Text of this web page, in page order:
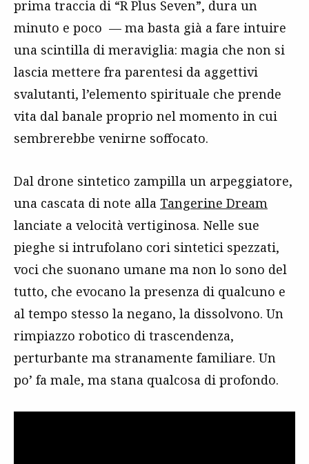
prima traccia di “R Plus Seven”, dura un
minuto e poco — ma basta già a fare intuire
una scintilla di meraviglia: magia che non si
lascia mettere fra parentesi da aggettivi
svalutanti, l’elemento spirituale che prende
vita dal banale proprio nel momento in cui
sembrerebbe venirne soffocato.
Dal drone sintetico zampilla un arpeggiatore,
una cascata di note alla Tangerine Dream
lanciate a velocità vertiginosa. Nelle sue
pieghe si intrufolano cori sintetici spezzati,
voci che suonano umane ma non lo sono del
tutto, che evocano la presenza di qualcuno e
al tempo stesso la negano, la dissolvono. Un
rimpiazzo robotico di trascendenza,
perturbante ma stranamente familiare. Un
po’ fa male, ma stana qualcosa di profondo.